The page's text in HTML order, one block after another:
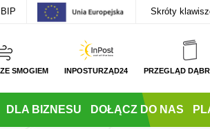
czcionki
BIP Skróty
SMOGIEM INPOSTURZĄD24 PRZEGLĄD
DLA BIZNESU DOŁĄCZ DO NAS